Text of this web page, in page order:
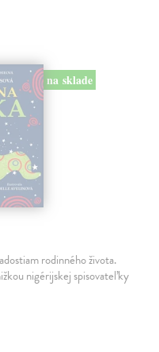
na sklade
rodinného života.
nigérijskej spisovateľky